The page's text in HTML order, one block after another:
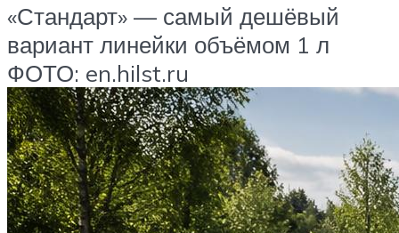
«Стандарт» — самый дешёвый
вариант линейки объёмом 1 л
ФОТО: en.hilst.ru